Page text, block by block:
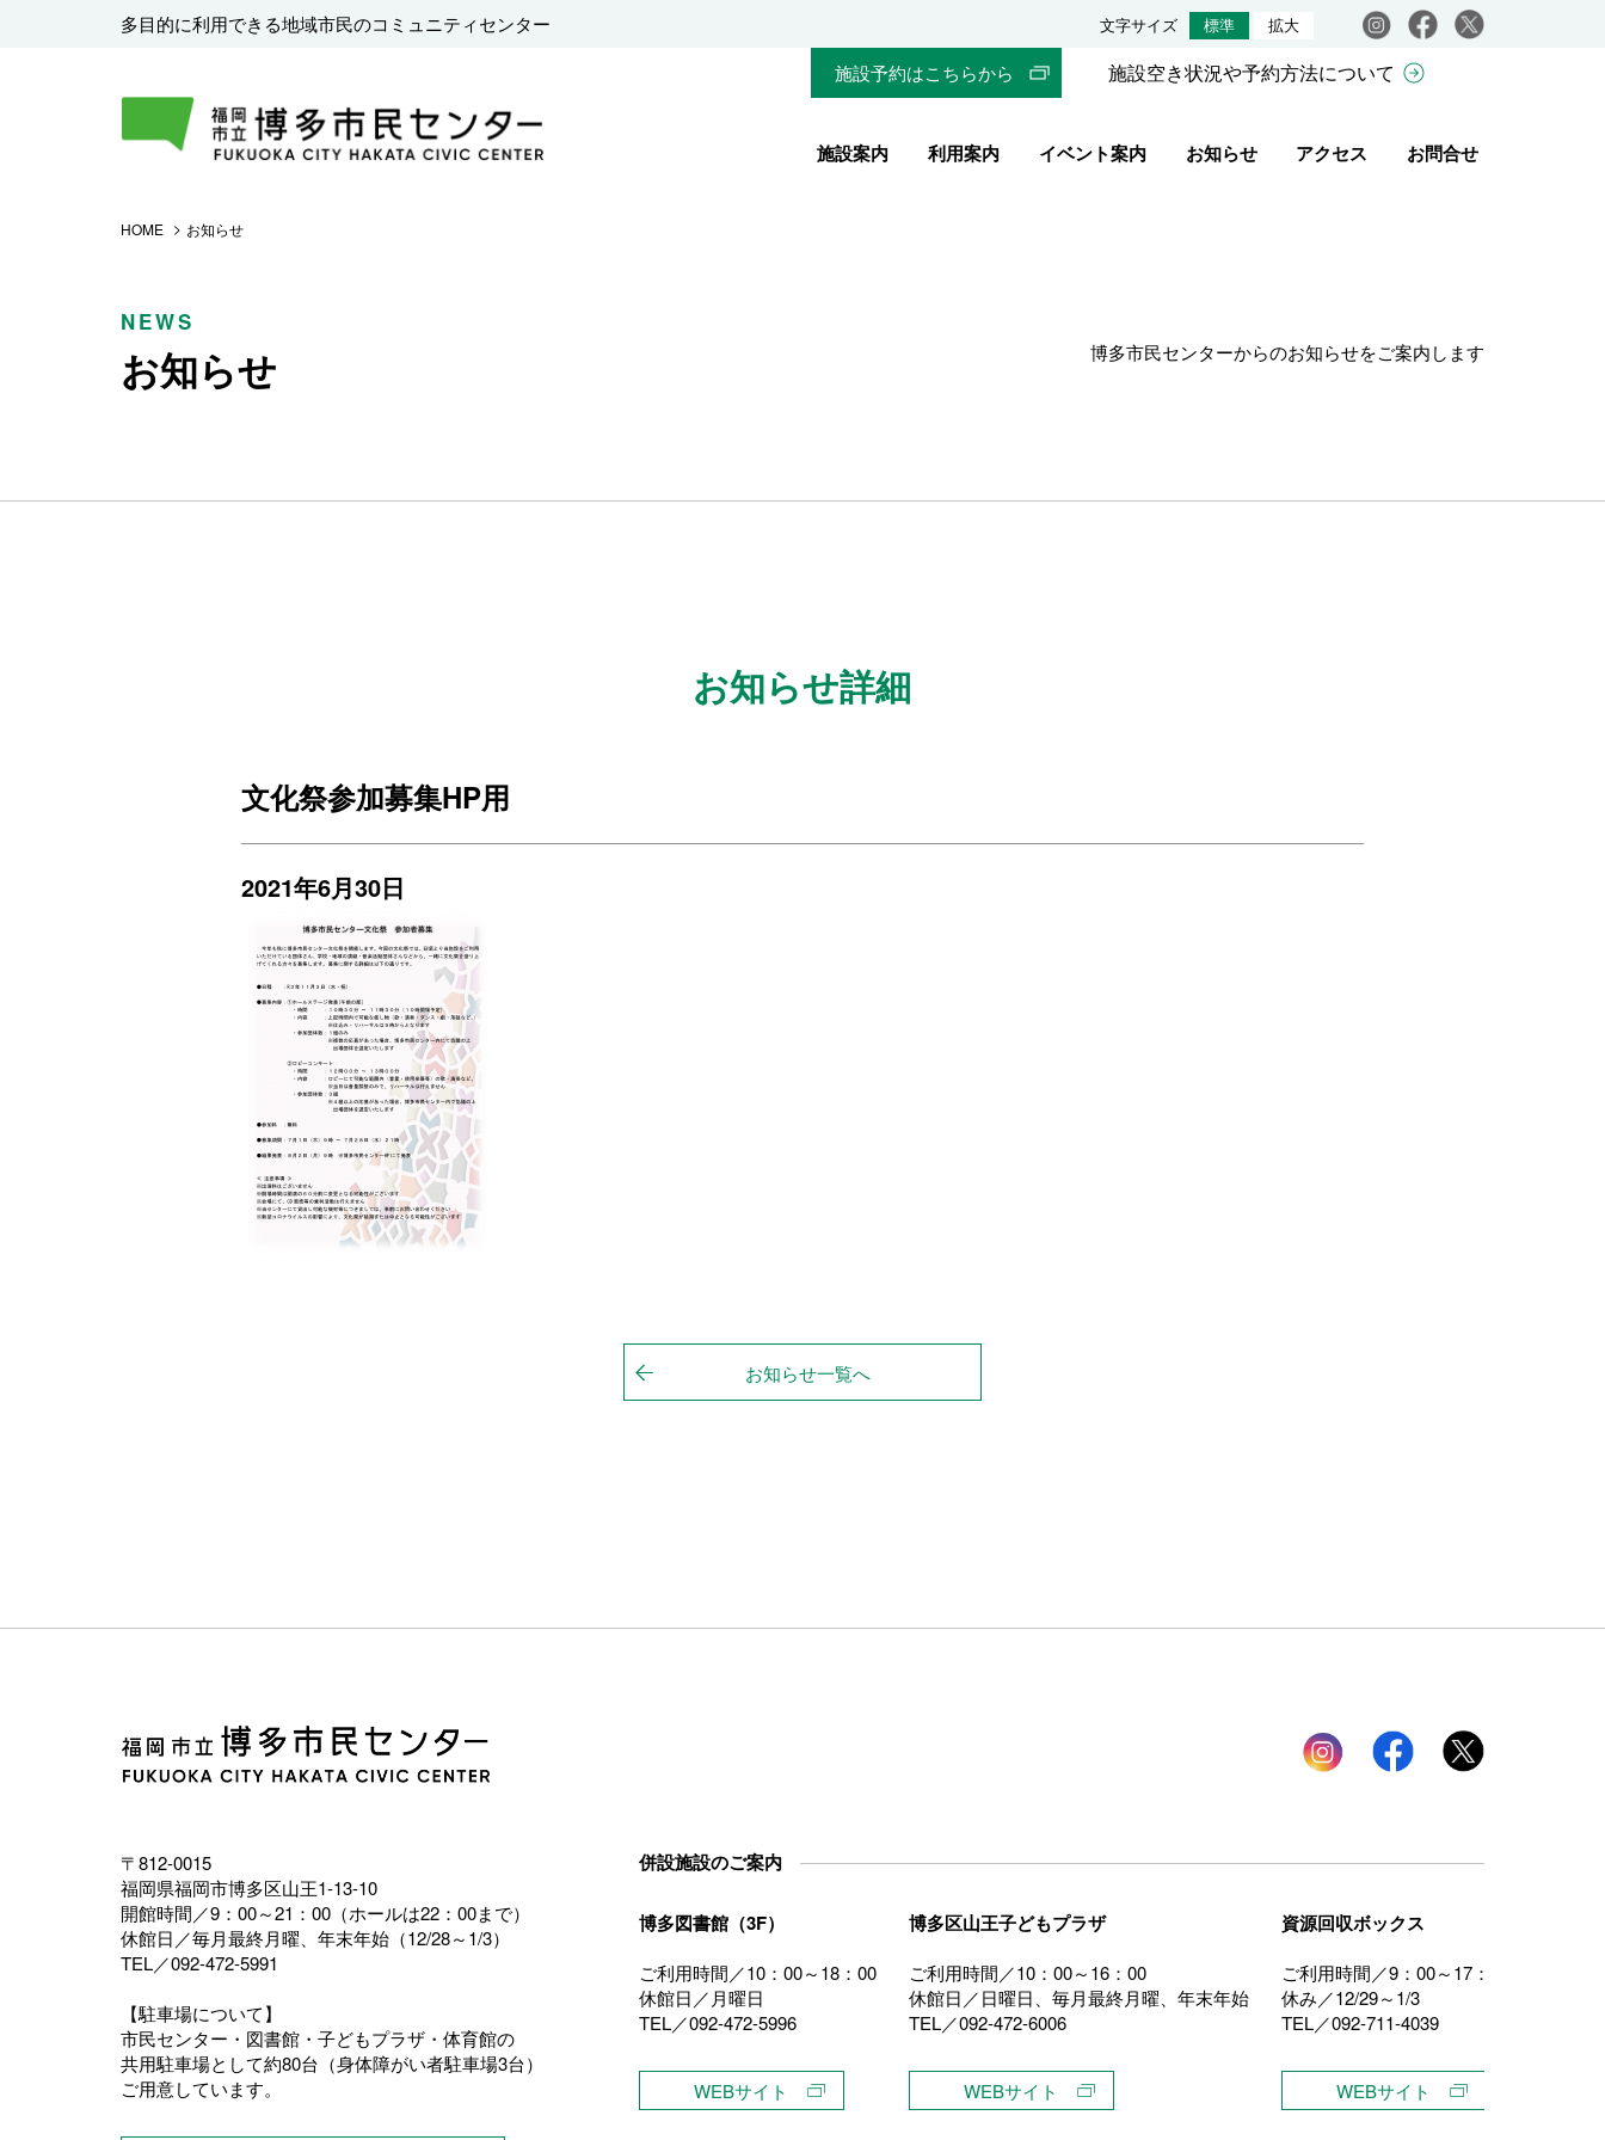
多目的に利用できる地域市民のコミュニティセンター 文字サイズ 標準 拡大 Instagramfacebook
施設予約はこちらから
施設空き状況や予約方法について
施設案内 利用案内 イベント案内 お知らせ アクセス お問合せ
HOME お知らせ
NEWS
お知らせ 博多市民センターからのお知らせをご案内します
お知らせ詳細
文化祭参加募集HP用
2021年6月30日
お知らせ一覧へ
Instagram facebook
〒812-0015
福岡県福岡市博多区山王1-13-10
開館時間／9：00～21：00（ホールは22：00まで）
休館日／毎月最終月曜、年末年始（12/28～1/3）
TEL／092-472-5991
【駐車場について】
市民センター・図書館・子どもプラザ・体育館の
共用駐車場として約80台（身体障がい者駐車場3台）
ご用意しています。
併設施設のご案内
博多図書館（3F）
ご利用時間／10：00～18：00
休館日／月曜日
TEL／092-472-5996
WEBサイト
博多区山王子どもプラザ
ご利用時間／10：00～16：00
休館日／日曜日、毎月最終月曜、年末年始
TEL／092-472-6006
WEBサイト
資源回収ボックス
ご利用時間／9：00～17：00
休み／12/29～1/3
TEL／092-711-4039
WEBサイト